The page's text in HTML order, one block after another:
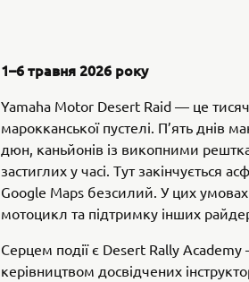
1–6 травня 2026 року
Yamaha Motor Desert Raid — це
марокканської пустелі. П’ять днів
дюн, каньйонів із викопними
застиглих у часі. Тут закінчується
Google Maps безсилий. У цих
мотоцикл та підтримку інших
Серцем події є Desert Rally
керівництвом досвідчених